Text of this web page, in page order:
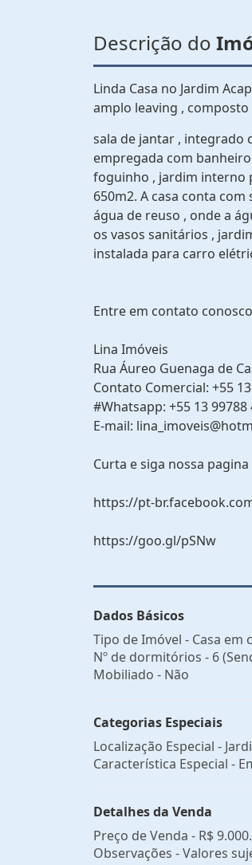
Descrição do
Linda Casa no Jardim
amplo leaving , composto
sala de jantar , integrado
empregada com
foguinho , jardim interno
650m2. A casa conta
água de reuso , onde a
os vasos sanitários ,
instalada para carro
Entre em contato
Lina Imóveis
Rua Áureo Guenaga de
Contato Comercial: +55
#Whatsapp: +55 13 99788
E-mail:
Curta e siga nossa
https://pt-
https://goo.gl/pSNw
Dados Básicos
Tipo de Imóvel - Casa em
Nº de dormitórios - 6
Mobiliado - Não
Categorias Especiais
Localização Especial -
Característica Especial -
Detalhes da Venda
Preço de Venda - R$
Observações - Valores